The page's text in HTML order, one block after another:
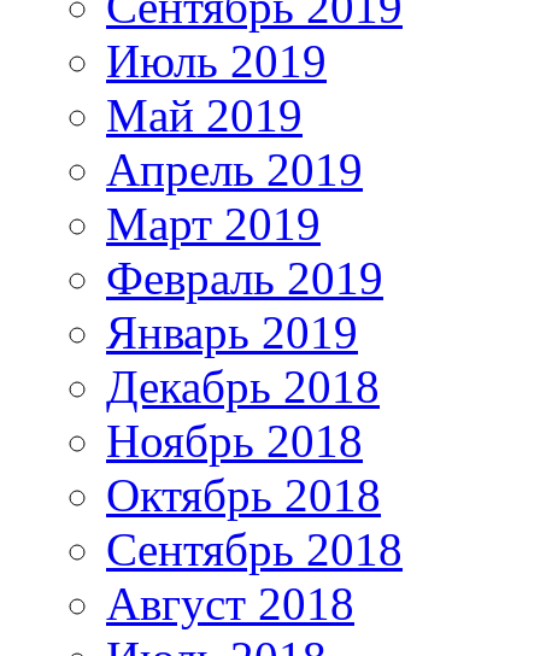
Июль 2019
Май 2019
Апрель 2019
Март 2019
Февраль 2019
Январь 2019
Декабрь 2018
Ноябрь 2018
Октябрь 2018
Сентябрь 2018
Август 2018